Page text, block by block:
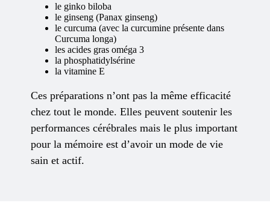
le ginko biloba
le ginseng (Panax ginseng)
le curcuma (avec la curcumine présente dans
Curcuma longa)
les acides gras oméga 3
la phosphatidylsérine
la vitamine E
Ces préparations n’ont pas la même efficacité
chez tout le monde. Elles peuvent soutenir les
performances cérébrales mais le plus important
pour la mémoire est d’avoir un mode de vie
sain et actif.